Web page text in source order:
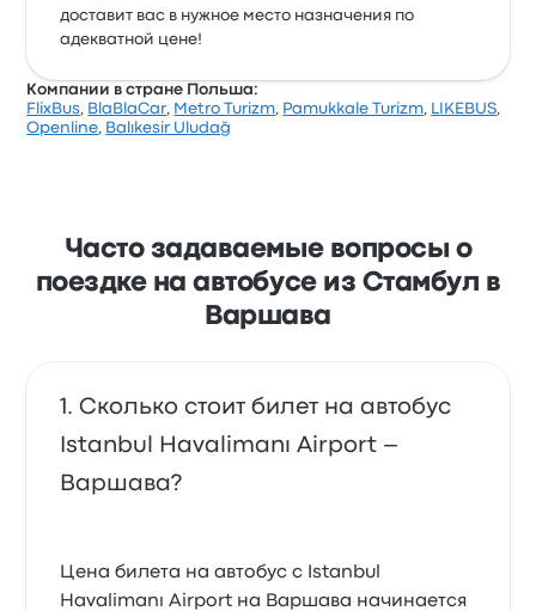
доставит вас в нужное место назначения по
адекватной цене!
Компании в стране Польша:
FlixBus, BlaBlaCar, Metro Turizm, Pamukkale Turizm, LIKEBUS,
Openline, Balıkesir Uludağ
Часто задаваемые вопросы о
поездке на автобусе из Стамбул в
Варшава
Сколько стоит билет на автобус
Istanbul Havalimanı Airport –
Варшава?
Цена билета на автобус с Istanbul
Havalimanı Airport на Варшава начинается